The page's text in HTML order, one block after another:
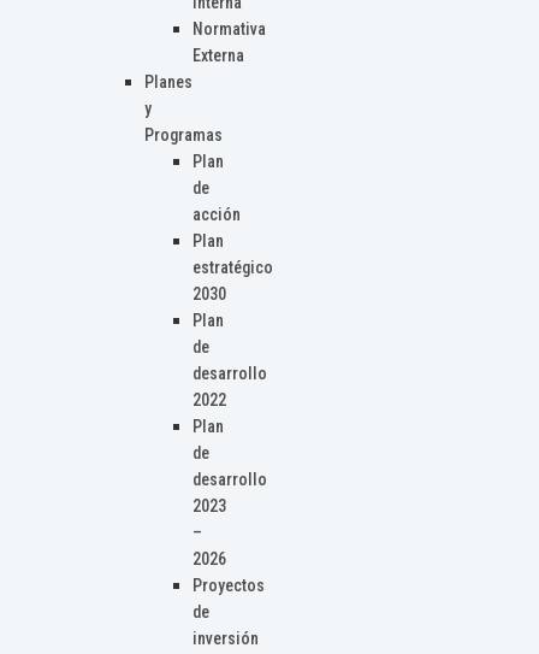
Normativa
Externa
Planes
y
Programas
Plan
de
acción
Plan
estratégico
2030
Plan
de
desarrollo
2022
Plan
de
desarrollo
2023
–
2026
Proyectos
de
inversión